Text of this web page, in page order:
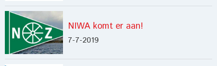
NIWA komt er aan!
7-7-2019